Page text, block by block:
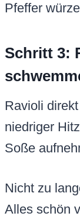
Pfeffer
Schritt 3:
Ravioli
niedriger
Soße
Nicht zu
Alles schön